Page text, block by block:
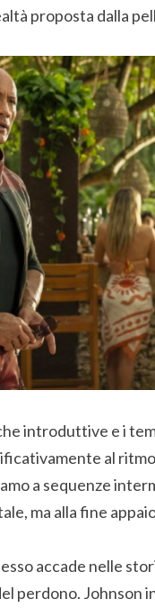
proposta dalla
introduttive e i
al
a sequenze
ma alla fine
accade nelle
perdono.